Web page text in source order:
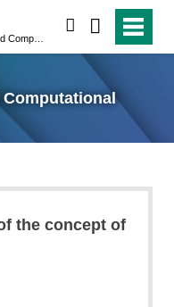
the concept of